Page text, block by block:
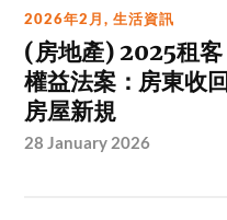
2026年2月,生活資訊
(房地產) 2025租客
權益法案：房東收回
房屋新規
28 January 2026